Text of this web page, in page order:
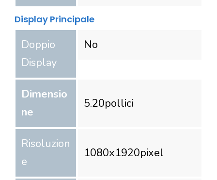
Display Principale
Doppio
Display
No
Dimensio
ne
5.20pollici
Risoluzion
e
1080x1920pixel